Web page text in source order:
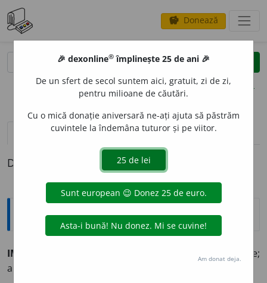
savings Donează
clear
opțiuni
definiții (1) pronunțievolume_up (6)
Definiția cu ID-ul 470658:
Explicative DEX
IMPULSION
a da impuls. ◊ a imprima o mișcare;
a stimula, a îndemna, a îmboldi. (< impuls + -iona)
🎉 dexonline® împlinește 25 de ani 🎉
De un sfert de secol suntem aici, gratuit, zi de zi,
pentru milioane de căutări.
Cu o mică donație aniversară ne-ați ajuta să păstrăm
cuvintele la îndemâna tuturor și pe viitor.
Am donat deja.